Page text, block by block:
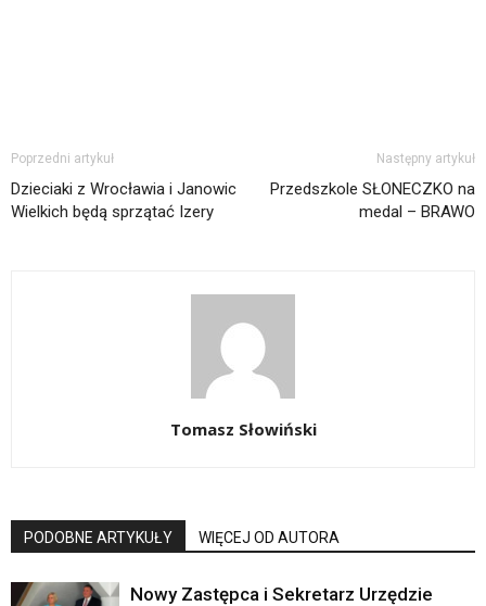
Poprzedni artykuł
Dzieciaki z Wrocławia i Janowic
Wielkich będą sprzątać Izery
Następny artykuł
Przedszkole SŁONECZKO na
medal – BRAWO
Tomasz Słowiński
PODOBNE ARTYKUŁY WIĘCEJ OD AUTORA
Nowy Zastępca i Sekretarz Urzędzie